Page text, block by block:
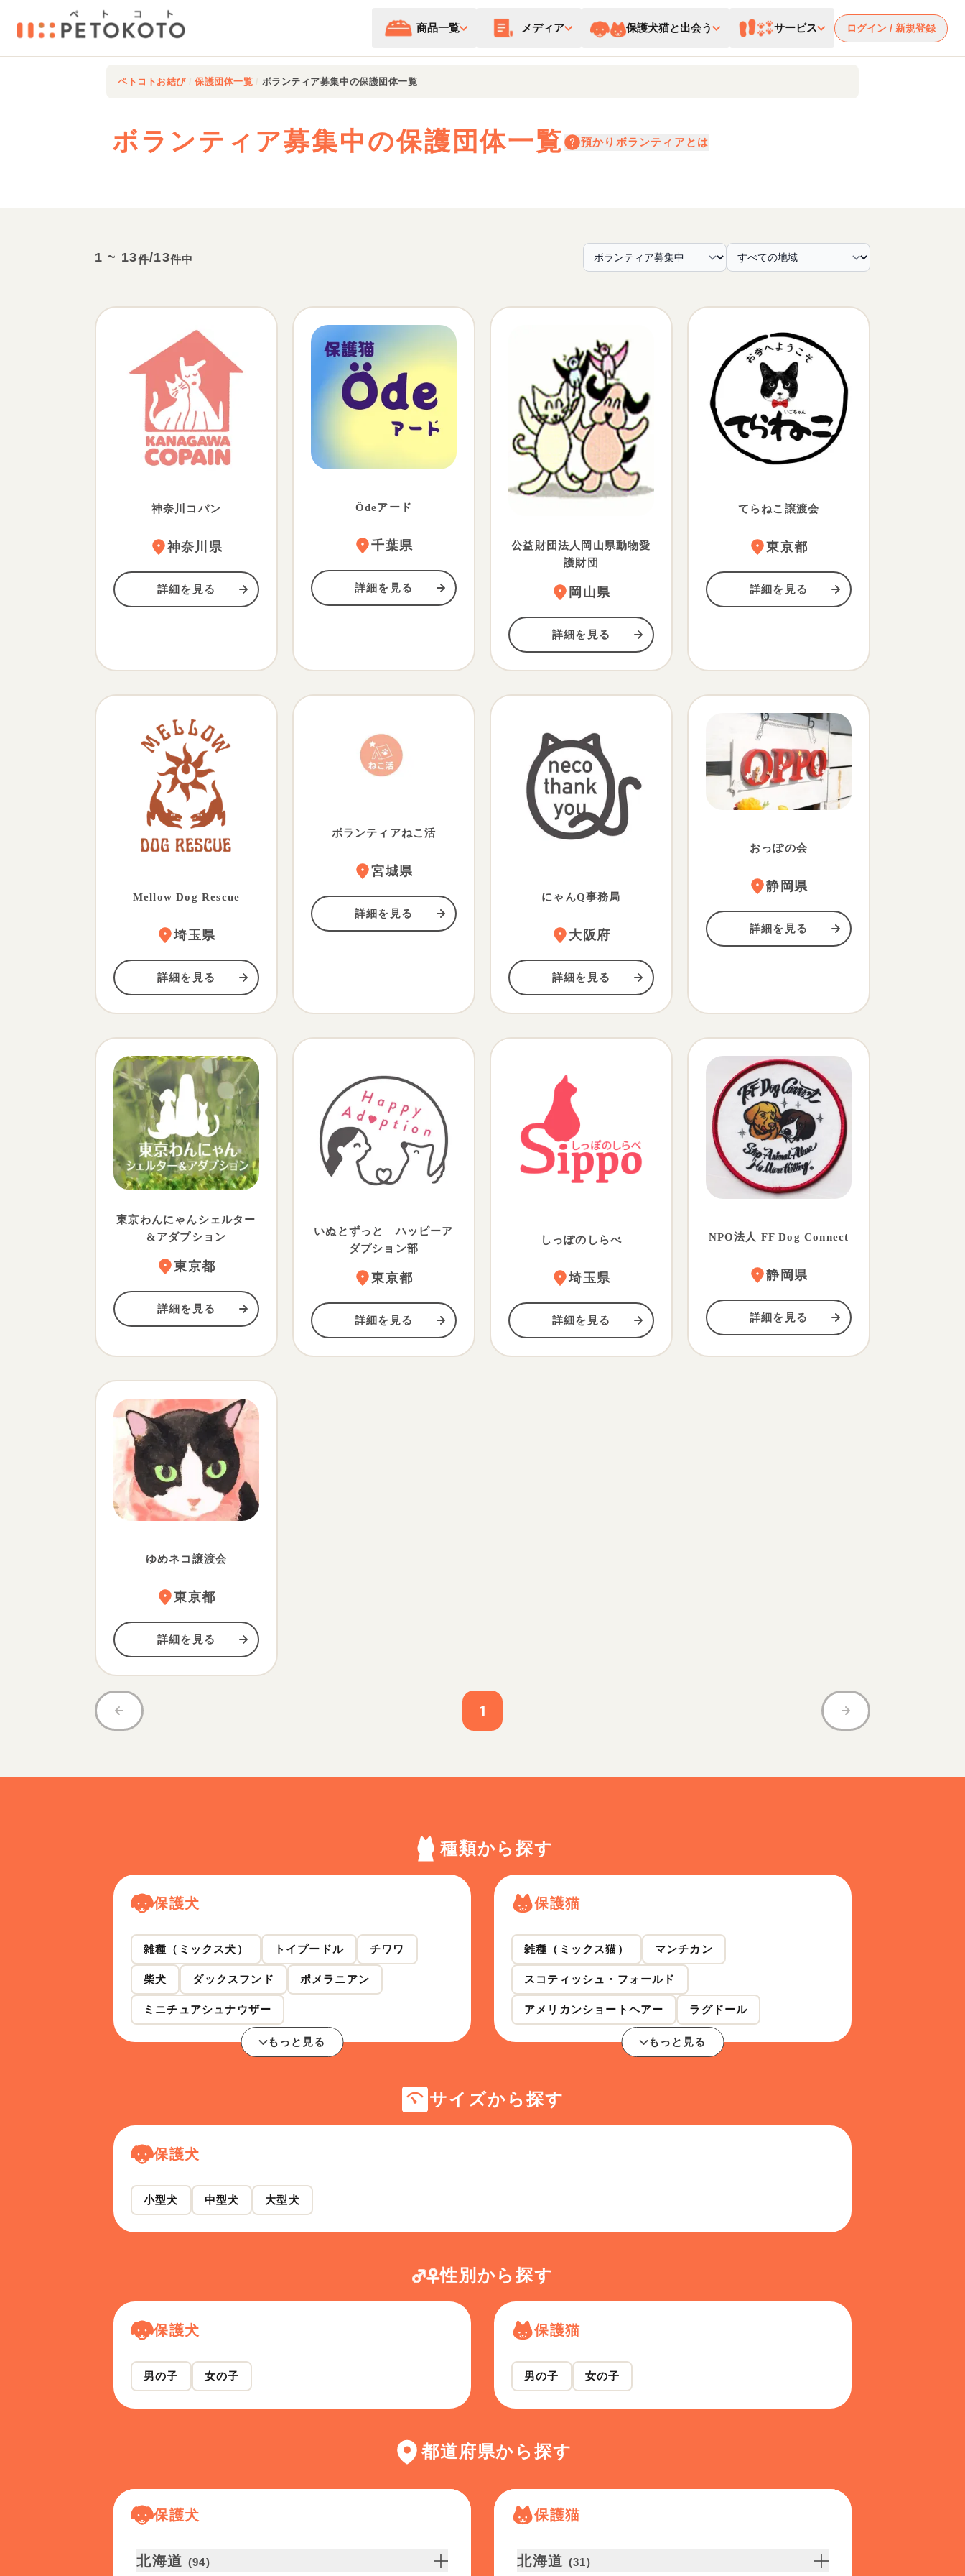
商品一覧 メディア 保護犬猫と出会う サービス ログイン / 新規登録
ペトコトお結び 保護団体一覧 ボランティア募集中の保護団体一覧
ボランティア募集中の保護団体一覧 預かりボランティアとは
1 ~ 13件/13件中
神奈川コパン
神奈川県
詳細を見る
Ödeアード
千葉県
詳細を見る
公益財団法人岡山県動物愛
護財団
岡山県
詳細を見る
てらねこ譲渡会
東京都
詳細を見る
Mellow Dog Rescue
埼玉県
詳細を見る
ボランティアねこ活
宮城県
詳細を見る
にゃんQ事務局
大阪府
詳細を見る
おっぽの会
静岡県
詳細を見る
東京わんにゃんシェルター
&アダプション
東京都
詳細を見る
いぬとずっと ハッピーア
ダプション部
東京都
詳細を見る
しっぽのしらべ
埼玉県
詳細を見る
NPO法人 FF Dog Connect
静岡県
詳細を見る
ゆめネコ譲渡会
東京都
詳細を見る
1
種類から探す
保護犬
雑種（ミックス犬） トイプードル チワワ
柴犬 ダックスフンド ポメラニアン
ミニチュアシュナウザー
もっと見る
保護猫
雑種（ミックス猫） マンチカン
スコティッシュ・フォールド
アメリカンショートヘアー ラグドール
もっと見る
サイズから探す
保護犬
小型犬 中型犬 大型犬
性別から探す
保護犬
男の子 女の子
保護猫
男の子 女の子
都道府県から探す
保護犬
北海道 (94)
保護猫
北海道 (31)